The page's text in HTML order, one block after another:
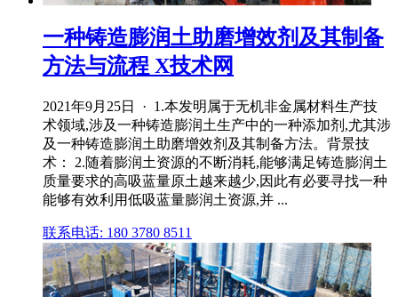
一种铸造膨润土助磨增效剂及其制备
方法与流程 X技术网
2021年9月25日 · 1.本发明属于无机非金属材料生产技
术领域,涉及一种铸造膨润土生产中的一种添加剂,尤其涉
及一种铸造膨润土助磨增效剂及其制备方法。背景技
术： 2.随着膨润土资源的不断消耗,能够满足铸造膨润土
质量要求的高吸蓝量原土越来越少,因此有必要寻找一种
能够有效利用低吸蓝量膨润土资源,并 ...
联系电话: 180 3780 8511